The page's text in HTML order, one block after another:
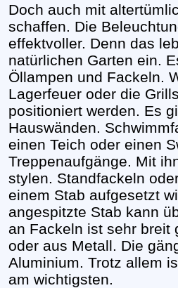
Doch auch mit
schaffen. Die
effektvoller. Denn das
natürlichen Garten ein.
Öllampen und Fackeln.
Lagerfeuer oder die
positioniert werden. Es
Hauswänden.
einen Teich oder einen
Treppenaufgänge. Mit
stylen. Standfackeln
einem Stab aufgesetzt
angespitzte Stab kann
an Fackeln ist sehr breit
oder aus Metall. Die
Aluminium. Trotz allem
am wichtigsten.